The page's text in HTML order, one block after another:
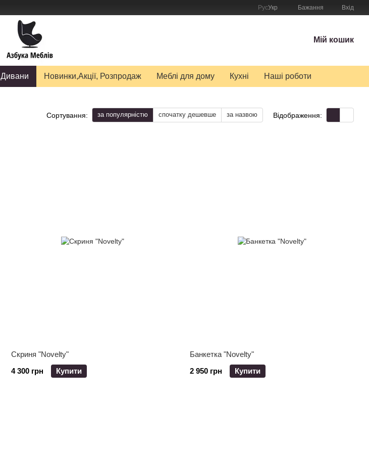
РусУкр Бажання Вхід
Мій кошик
Дивани Новинки,Акції, Розпродаж Меблі для дому Кухні Наші роботи
Сортування: за популярністю спочатку дешевше за назвою Відображення:
Скриня "Novelty"
4 300 грн
Купити
Банкетка "Novelty"
2 950 грн
Купити